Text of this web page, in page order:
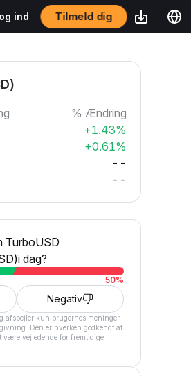
ind Tilmeld dig
% Ændring
+1.43%
+0.61%
--
--
TurboUSD
dag?
50%
Negativ
afspejler kun brugernes meninger
Den er hverken godkendt af
være vejledende for fremtidige